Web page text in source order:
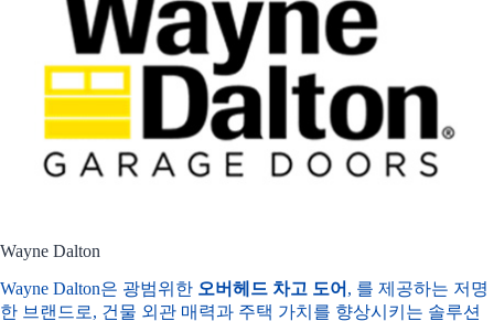
Wayne Dalton
Wayne Dalton은 광범위한 오버헤드 차고 도어 , 를 제공하는 저명
한 브랜드로, 건물 외관 매력과 주택 가치를 향상시키는 솔루션